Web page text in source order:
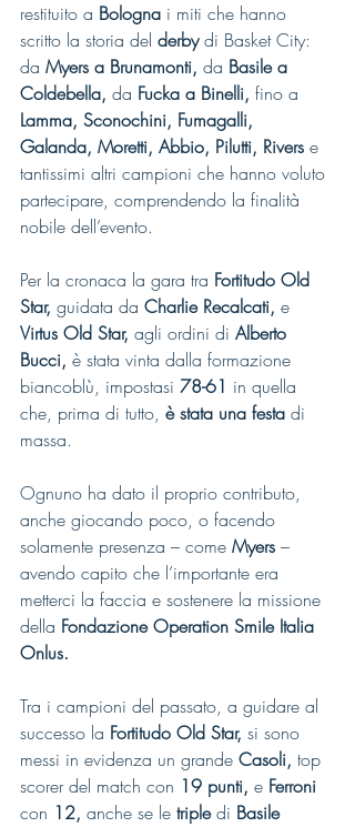
restituito a Bologna i miti che hanno
scritto la storia del derby di Basket City:
da Myers a Brunamonti, da Basile a
Coldebella, da Fucka a Binelli, fino a
Lamma, Sconochini, Fumagalli,
Galanda, Moretti, Abbio, Pilutti, Rivers e
tantissimi altri campioni che hanno voluto
partecipare, comprendendo la finalità
nobile dell’evento.
Per la cronaca la gara tra Fortitudo Old
Star, guidata da Charlie Recalcati, e
Virtus Old Star, agli ordini di Alberto
Bucci, è stata vinta dalla formazione
biancoblù, impostasi 78-61 in quella
che, prima di tutto, è stata una festa di
massa.
Ognuno ha dato il proprio contributo,
anche giocando poco, o facendo
solamente presenza – come Myers –
avendo capito che l’importante era
metterci la faccia e sostenere la missione
della Fondazione Operation Smile Italia
Onlus.
Tra i campioni del passato, a guidare al
successo la Fortitudo Old Star, si sono
messi in evidenza un grande Casoli, top
scorer del match con 19 punti, e Ferroni
con 12, anche se le triple di Basile